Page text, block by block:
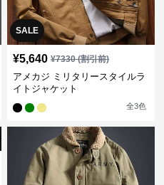
SALE
¥5,640 ¥7330(割引前)
アメカジ ミリタリースタイルラ
イトジャケット
全3色